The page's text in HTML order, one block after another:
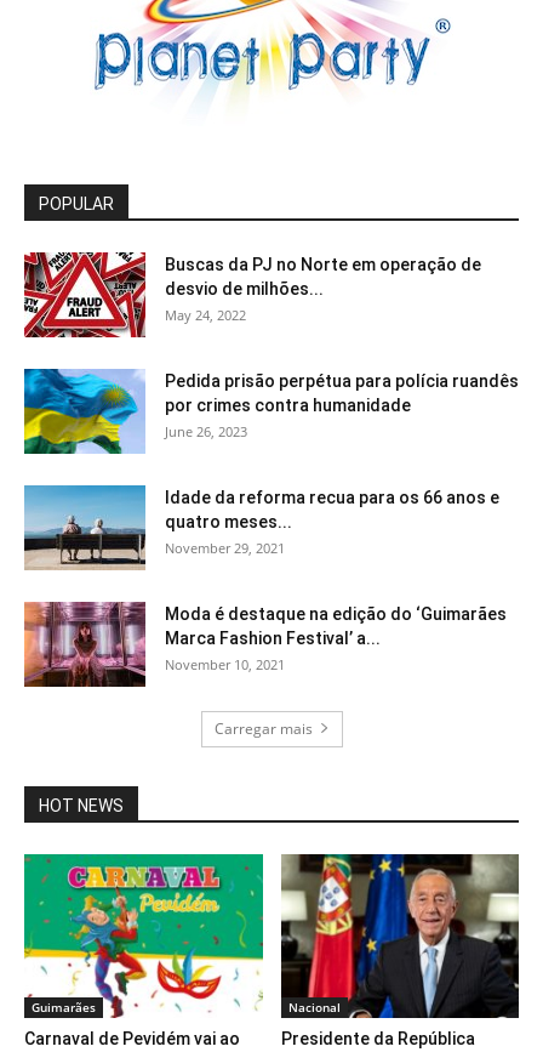
POPULAR
Buscas da PJ no Norte em operação de
desvio de milhões...
May 24, 2022
Pedida prisão perpétua para polícia ruandês
por crimes contra humanidade
June 26, 2023
Idade da reforma recua para os 66 anos e
quatro meses...
November 29, 2021
Moda é destaque na edição do ‘Guimarães
Marca Fashion Festival’ a...
November 10, 2021
Carregar mais
HOT NEWS
Guimarães
Carnaval de Pevidém vai ao
Nacional
Presidente da República